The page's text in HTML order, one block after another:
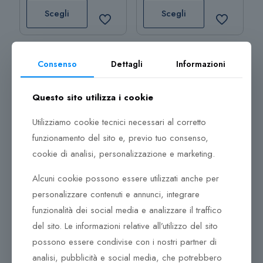
169,00 €
Scegli
più
opzioni
possono
scelte
nella
pagina
prodotto
Scegli
più
Le
opzioni
nella
pagina
prodotto
Daniel Wellington Classic
169,00 €
Scegli
Questo
prodotto
varianti.
Daniel Wellington Classic
199,00€
Scegli
prodotto
ha
varianti.
Consenso Dettagli Informazioni
Questo sito utilizza i cookie
Utilizziamo cookie tecnici necessari al corretto
funzionamento del sito e, previo tuo consenso,
cookie di analisi, personalizzazione e marketing.
Alcuni cookie possono essere utilizzati anche per
personalizzare contenuti e annunci, integrare
funzionalità dei social media e analizzare il traffico
del sito. Le informazioni relative all’utilizzo del sito
possono essere condivise con i nostri partner di
analisi, pubblicità e social media, che potrebbero